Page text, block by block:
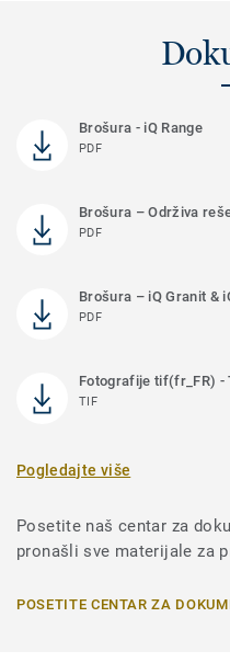
Brošura - iQ Range
PDF
Brošura – Održiva
PDF
Brošura – iQ Granit &
PDF
Fotografije tif(fr_FR) -
TIF
Pogledajte više
Posetite naš centar za
pronašli sve materijale za
POSETITE CENTAR ZA